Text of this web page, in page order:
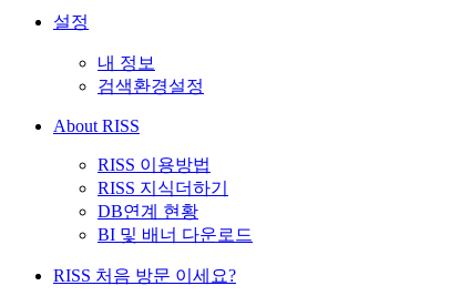
설정
내 정보
검색환경설정
About RISS
RISS 이용방법
RISS 지식더하기
DB연계 현황
BI 및 배너 다운로드
RISS 처음 방문 이세요?